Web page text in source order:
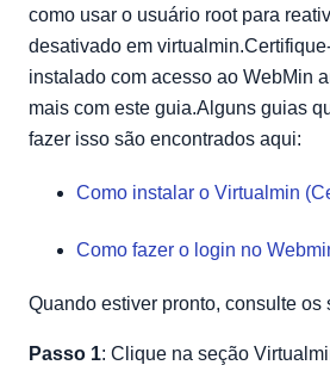
como usar o usuário root para
desativado em
instalado com acesso ao WebMin
mais com este guia.Alguns guias
fazer isso são encontrados aqui:
Como instalar o Virtualmin
Como fazer o login no
Quando estiver pronto, consulte os
Passo 1: Clique na seção